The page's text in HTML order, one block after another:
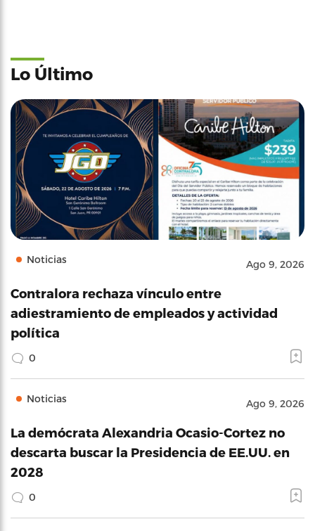
Lo Último
Noticias Ago 9, 2026
Contralora rechaza vínculo entre
adiestramiento de empleados y actividad
política
0
Noticias Ago 9, 2026
La demócrata Alexandria Ocasio-Cortez no
descarta buscar la Presidencia de EE.UU. en
2028
0